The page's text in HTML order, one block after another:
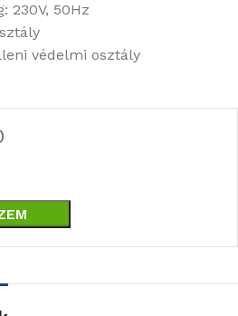
230V, 50Hz
védelmi osztály